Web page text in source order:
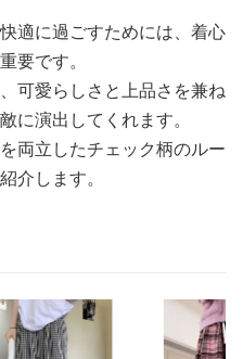
適に過ごすためには、着心
要です。
可愛らしさと上品さを兼ね
に演出してくれます。
両立したチェック柄のルー
介します。